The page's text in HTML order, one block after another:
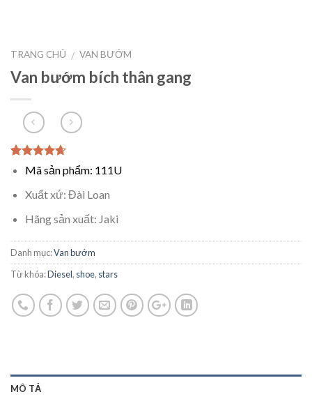
TRANG CHỦ / VAN BƯỚM
Van bướm bích thân gang
4.33out
5
dựa
trên
3
bình
chọn của
hàng
Mã sản phẩm: 111U
Xuất xứ: Đài Loan
Hãng sản xuất: Jaki
Danh mục:Van bướm
Từ khóa:Diesel, shoe, stars
MÔ TẢ